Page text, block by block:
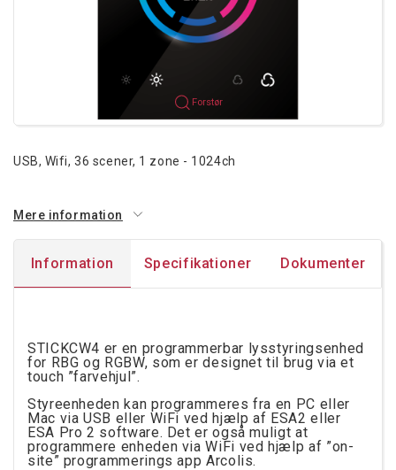
Forstør
USB, Wifi, 36 scener, 1 zone - 1024ch
Mere information
Information Specifikationer Dokumenter
STICKCW4 er en programmerbar lysstyringsenhed
for RBG og RGBW, som er designet til brug via et
touch ”farvehjul”.
Styreenheden kan programmeres fra en PC eller
Mac via USB eller WiFi ved hjælp af ESA2 eller
ESA Pro 2 software. Det er også muligt at
programmere enheden via WiFi ved hjælp af ”on-
site” programmerings app Arcolis.